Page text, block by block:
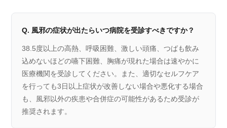
Q. 風邪の症状が出たらいつ病院を受診すべきですか？
38.5度以上の高熱、呼吸困難、激しい頭痛、つばも飲み
込めないほどの嚥下困難、胸痛が現れた場合は速やかに
医療機関を受診してください。また、適切なセルフケア
を行っても3日以上症状が改善しない場合や悪化する場合
も、風邪以外の疾患や合併症の可能性があるため受診が
推奨されます。